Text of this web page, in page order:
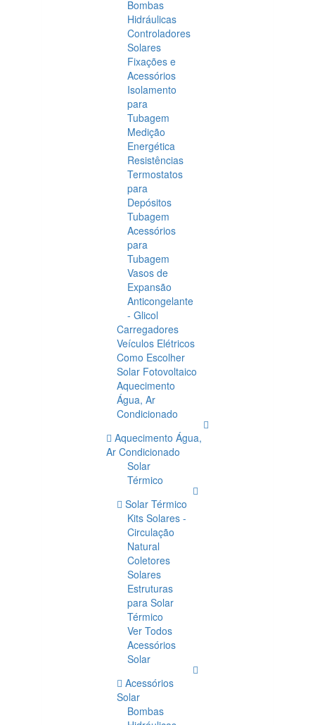
Bombas
Hidráulicas
Controladores
Solares
Fixações e
Acessórios
Isolamento
para
Tubagem
Medição
Energética
Resistências
Termostatos
para
Depósitos
Tubagem
Acessórios
para
Tubagem
Vasos de
Expansão
Anticongelante
- Glicol
Carregadores
Veículos Elétricos
Como Escolher
Solar Fotovoltaico
Aquecimento
Água, Ar
Condicionado
Aquecimento Água,
Ar Condicionado
Solar
Térmico
Solar Térmico
Kits Solares -
Circulação
Natural
Coletores
Solares
Estruturas
para Solar
Térmico
Ver Todos
Acessórios
Solar
Acessórios
Solar
Bombas